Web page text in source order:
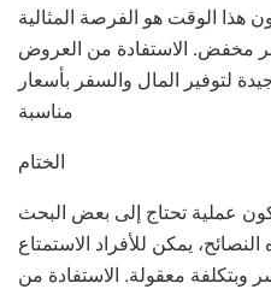
هذا الوقت هو الفرصة المثالية
مخفض. الاستفادة من العروض
لتوفير المال والسفر بأسعار
مناسبة
الختام
عملية تحتاج إلى بعض البحث
يمكن للأفراد الاستمتاع
وبتكلفة معقولة. الاستفادة من